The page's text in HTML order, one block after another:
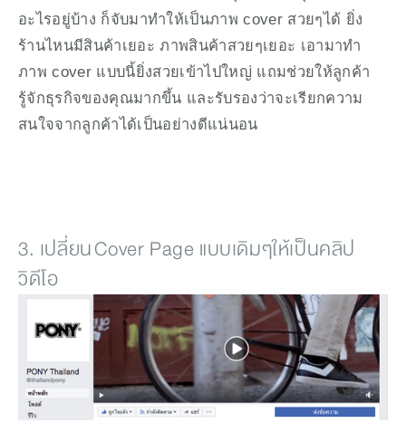
อะไรอยู่บ้าง ก็จับมาทำให้เป็นภาพ cover สวยๆได้ ยิ่ง
ร้านไหนมีสินค้าเยอะ ภาพสินค้าสวยๆเยอะ เอามาทำ
ภาพ cover แบบนี้ยิ่งสวยเข้าไปใหญ่ แถมช่วยให้ลูกค้า
รู้จักธุรกิจของคุณมากขึ้น และรับรองว่าจะเรียกความ
สนใจจากลูกค้าได้เป็นอย่างดีแน่นอน
3. เปลี่ยน Cover Page แบบเดิมๆให้เป็นคลิป
วิดีโอ